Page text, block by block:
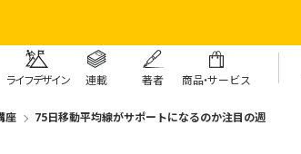
ライフデザイン 連載 著者 商品・サービス
座 75日移動平均線がサポートになるのか注目の週